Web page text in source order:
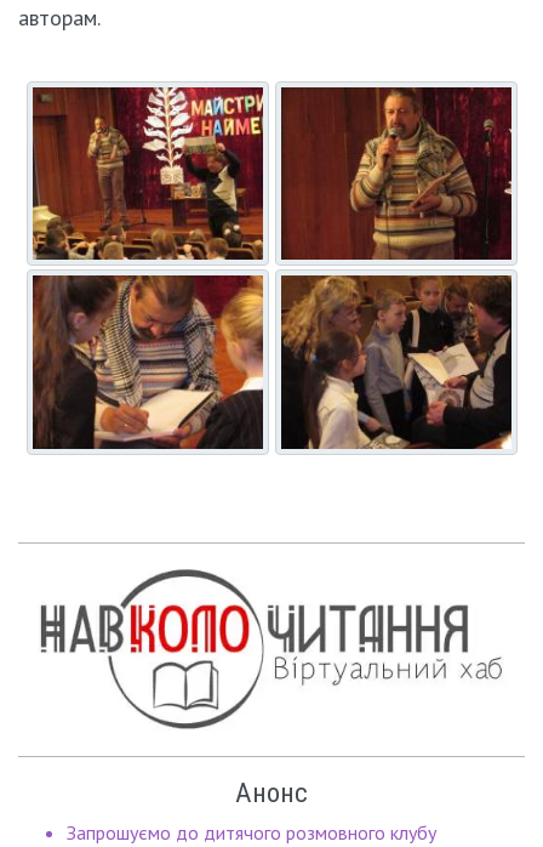
авторам.
Анонс
Запрошуємо до дитячого розмовного клубу